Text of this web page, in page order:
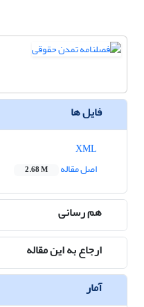
فایل ها
اصل مقاله
2.68 M
هم رسانی
ارجاع به این مقاله
آمار